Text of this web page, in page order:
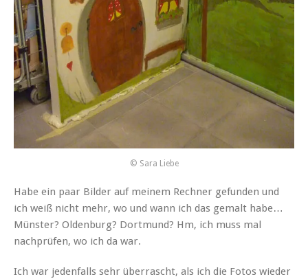
© Sara Liebe
Habe ein paar Bilder auf meinem Rechner gefunden und
ich weiß nicht mehr, wo und wann ich das gemalt habe…
Münster? Oldenburg? Dortmund? Hm, ich muss mal
nachprüfen, wo ich da war.
Ich war jedenfalls sehr überrascht, als ich die Fotos wieder